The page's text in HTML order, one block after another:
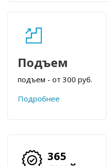
Подъем
подъем - от 300 руб.
Подробнее
365